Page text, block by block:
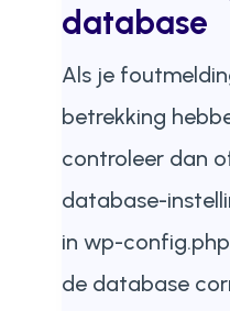
database
Als je
betrekking
controleer dan
database-
in wp-
de database